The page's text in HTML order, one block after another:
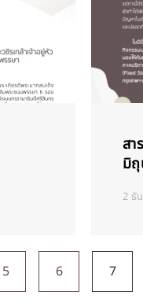
ส
มิ
2 ธั
5 6 7